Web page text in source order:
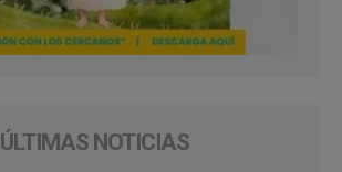
ÚLTIMAS NOTICIAS